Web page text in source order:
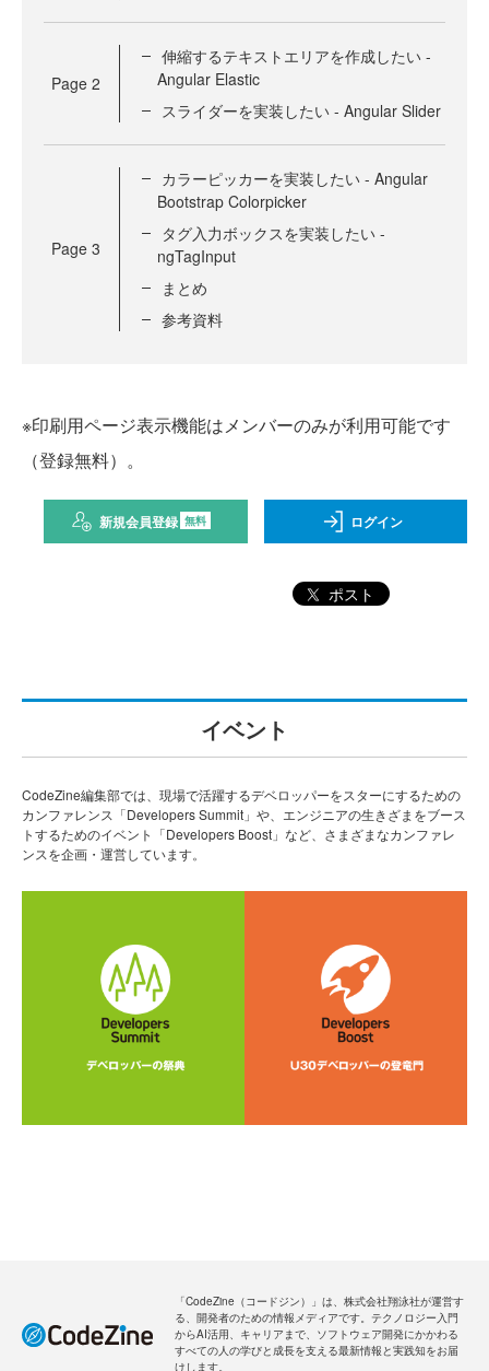
Page 2
伸縮するテキストエリアを作成したい -
Angular Elastic
スライダーを実装したい - Angular Slider
Page 3
カラーピッカーを実装したい - Angular
Bootstrap Colorpicker
タグ入力ボックスを実装したい -
ngTagInput
まとめ
参考資料
※印刷用ページ表示機能はメンバーのみが利用可能です
（登録無料）。
新規会員登録 無料 ログイン
ポスト
イベント
CodeZine編集部では、現場で活躍するデベロッパーをスターにするための
カンファレンス「Developers Summit」や、エンジニアの生きざまをブース
トするためのイベント「Developers Boost」など、さまざまなカンファレ
ンスを企画・運営しています。
「CodeZine（コードジン）」は、株式会社翔泳社が運営す
る、開発者のための情報メディアです。テクノロジー入門
からAI活用、キャリアまで、ソフトウェア開発にかかわる
すべての人の学びと成長を支える最新情報と実践知をお届
けします。